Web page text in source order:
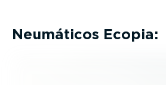
Neumáticos Ecopia: